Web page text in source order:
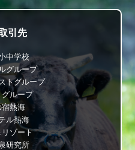
引先
中学校
グループ
トグループ
ループ
宿熱海
ル熱海
ゾート
研究所